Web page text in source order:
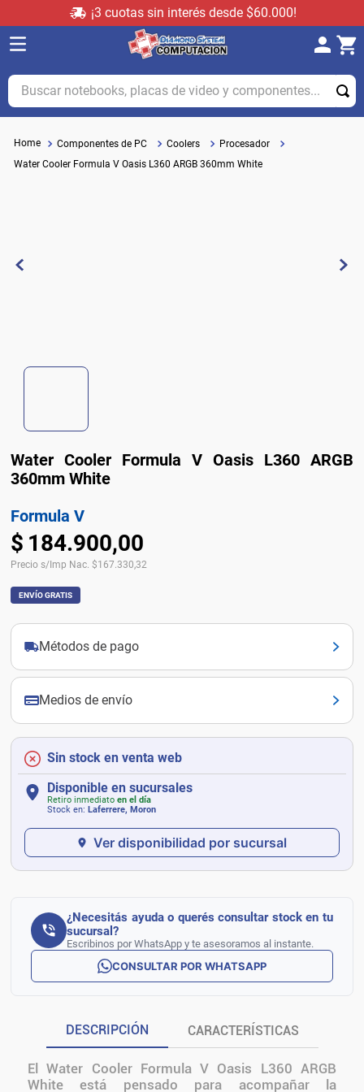
¡3 cuotas sin interés desde $60.000!
Buscar notebooks, placas de video y componentes...
Componentes de PC Coolers
Procesador
Water Cooler Formula V Oasis L360 ARGB 360mm White
Water Cooler Formula V Oasis L360 ARGB
360mm White
Formula V
$ 184.900,00
Precio s/Imp Nac. $167.330,32
ENVÍO GRATIS
Métodos de pago
Medios de envío
Sin stock en venta web
Disponible en sucursales
Retiro inmediato en el día
Stock en: Laferrere, Moron
Ver disponibilidad por sucursal
¿Necesitás ayuda o querés consultar stock en tu
sucursal?
Escribinos por WhatsApp y te asesoramos al instante.
CONSULTAR POR WHATSAPP
DESCRIPCIÓN CARACTERÍSTICAS
El Water Cooler Formula V Oasis L360 ARGB
White está pensado para acompañar la